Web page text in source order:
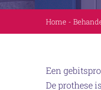
Home -
Een
De prothese